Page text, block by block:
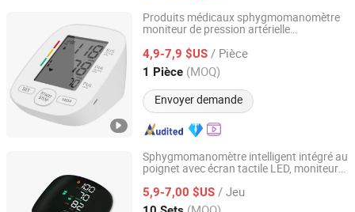
Produits médicaux sphygmomanomètre
moniteur de pression artérielle
numérique moniteur automatique de
pression artérielle prix
4,9-7,9 $US / Pièce
1 Pièce (MOQ)
Envoyer demande
NANJING ARCHMED MEDICAL EQUIPMENT CO., LTD.
Jiangsu, China Depuis 2022
Sphygmomanomètre intelligent intégré au
poignet avec écran tactile LED, moniteur
rechargeable
5,9-7,00 $US / Jeu
XIAMEN DORRELLA HEALTH TECHNOLOGY CO.,LTD
Fujian, China Depuis 2023